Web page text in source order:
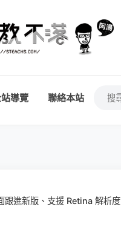
導覽 聯絡本站
進新版、支援 Retina 解析度